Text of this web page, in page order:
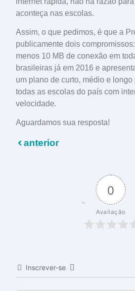
aconteça nas escolas.
Assim, o que pedimos, é que a
publicamente dois
menos 10 MB de conexão em
brasileiras já em 2016 e
um plano de curto, médio e
todas as escolas do país com
velocidade.
Aguardamos sua resposta!
anterior
0
Avaliação
Inscrever-se